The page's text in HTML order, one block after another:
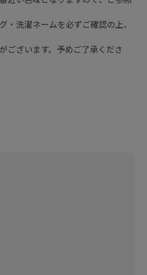
洗濯ネームを必ずご確認の上、
ございます。予めご了承くださ